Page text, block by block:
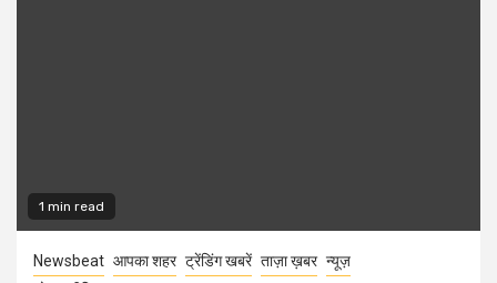
1 min read
Newsbeat आपका शहर ट्रेंडिंग खबरें ताज़ा ख़बर न्यूज़